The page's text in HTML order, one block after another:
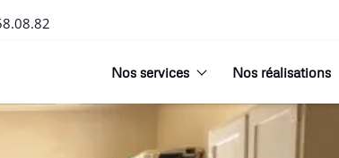
Nos services Nos réalisations